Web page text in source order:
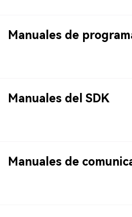
Manuales de
Manuales del SDK
Manuales de